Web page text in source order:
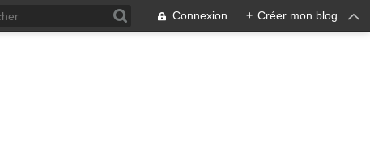
Connexion + Créer mon blog